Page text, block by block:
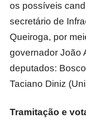
os possíveis
secretário de
Queiroga, por
governador João
deputados:
Taciano Diniz
Tramitação e